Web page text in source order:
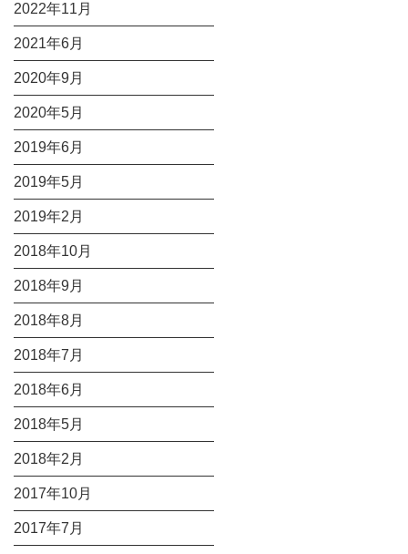
2022年11月
2021年6月
2020年9月
2020年5月
2019年6月
2019年5月
2019年2月
2018年10月
2018年9月
2018年8月
2018年7月
2018年6月
2018年5月
2018年2月
2017年10月
2017年7月